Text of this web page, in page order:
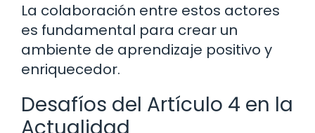
La colaboración entre estos actores
es fundamental para crear un
ambiente de aprendizaje positivo y
enriquecedor.
Desafíos del Artículo 4 en la